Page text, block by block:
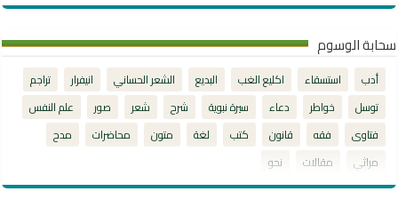
سحابة الوسوم
أدب استسقاء اكليع الغب البديع الشعر الحساني انيفرار
تراجم
توسل
خواطر دعاء سيرة نبوية شرح شعر صور
علم النفس
فتاوى
فقه قانون كتب لغة متون محاضرات
مدح
مراثي
مقالات نحو